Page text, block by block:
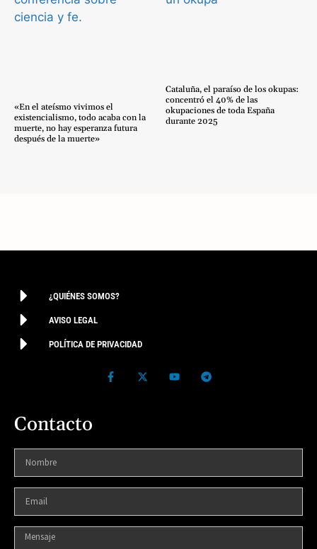
«En el ateísmo vivimos el
existencialismo, todo acaba con la
muerte, no hay esperanza futura
después de la muerte»
Cataluña, el paraíso de los okupas:
concentró el 40% de las
okupaciones de toda España
durante 2025
¿QUIÉNES SOMOS?
AVISO LEGAL
POLÍTICA DE PRIVACIDAD
Contacto